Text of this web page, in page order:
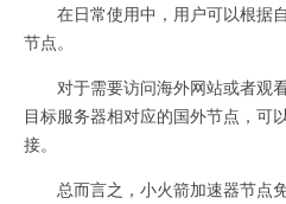
在日常使用中，用户可以根据
节点。
对于需要访问海外网站或者观
目标服务器相对应的国外节点，可
接。
总而言之，小火箭加速器节点